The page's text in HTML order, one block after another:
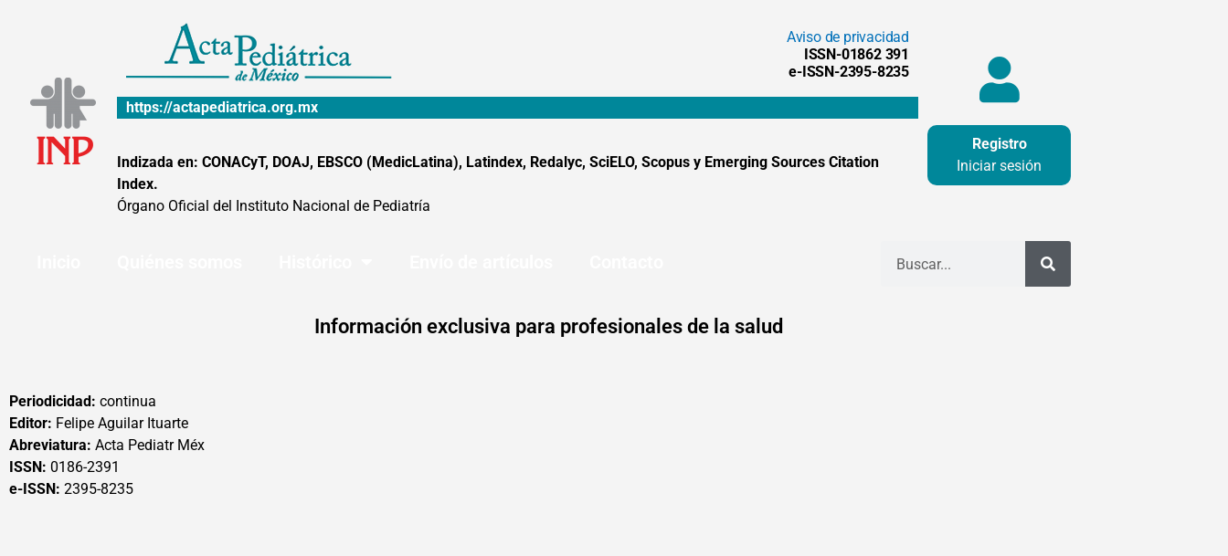
Aviso de privacidad
ISSN-01862 391
e-ISSN-2395-8235
https://actapediatrica.org.mx
Indizada en: CONACyT, DOAJ, EBSCO (MedicLatina), Latindex, Redalyc, SciELO, Scopus y Emerging Sources Citation
Index.
Órgano Oficial del Instituto Nacional de Pediatría
Registro
Iniciar sesión
Información exclusiva para profesionales de la salud
Periodicidad: continua
Editor: Felipe Aguilar Ituarte
Abreviatura: Acta Pediatr Méx
ISSN: 0186-2391
e-ISSN: 2395-8235